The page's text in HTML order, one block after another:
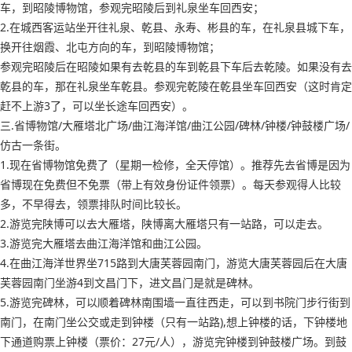
车，到昭陵博物馆，参观完昭陵后到礼泉坐车回西安；
2.在城西客运站坐开往礼泉、乾县、永寿、彬县的车，在礼泉县城下车，
换开往烟霞、北屯方向的车，到昭陵博物馆；
参观完昭陵后在昭陵如果有去乾县的车到乾县下车后去乾陵。如果没有去
乾县的车，那在礼泉坐车乾县。参观完乾陵在乾县坐车回西安（这时肯定
赶不上游3了，可以坐长途车回西安）。
三.省博物馆/大雁塔北广场/曲江海洋馆/曲江公园/碑林/钟楼/钟鼓楼广场/
仿古一条街。
1.现在省博物馆免费了（星期一检修，全天停馆）。推荐先去省博是因为
省博现在免费但不免票（带上有效身份证件领票）。每天参观得人比较
多，不早得去，领票排队时间比较长。
2.游览完陕博可以去大雁塔，陕博离大雁塔只有一站路，可以走去。
3.游览完大雁塔去曲江海洋馆和曲江公园。
4.在曲江海洋世界坐715路到大唐芙蓉园南门，游览大唐芙蓉园后在大唐
芙蓉园南门坐游4到文昌门下，进文昌门是就是碑林。
5.游览完碑林，可以顺着碑林南围墙一直往西走，可以到书院门步行街到
南门，在南门坐公交或走到钟楼（只有一站路),想上钟楼的话，下钟楼地
下通道购票上钟楼（票价：27元/人），游览完钟楼到钟鼓楼广场。到鼓